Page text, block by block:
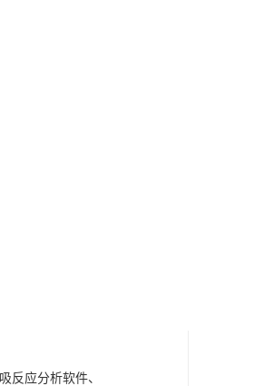
反应分析软件、